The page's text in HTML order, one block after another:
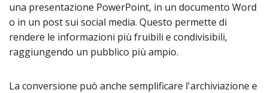
una presentazione PowerPoint, in un documento Word
o in un post sui social media. Questo permette di
rendere le informazioni più fruibili e condivisibili,
raggiungendo un pubblico più ampio.
La conversione può anche semplificare l'archiviazione e